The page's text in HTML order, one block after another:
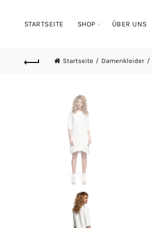
STARTSEITE SHOP ÜBER UNS
Startseite Damenkleider